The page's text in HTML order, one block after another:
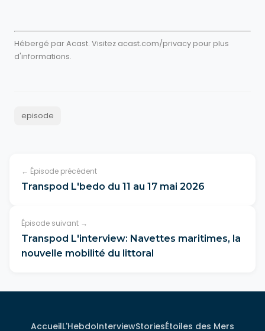
Hébergé par Acast. Visitez acast.com/privacy pour plus
d'informations.
episode
← Épisode précédent
Transpod L'bedo du 11 au 17 mai 2026
Épisode suivant →
Transpod L'interview: Navettes maritimes, la
nouvelle mobilité du littoral
AccueilL'HebdoInterviewStoriesÉtoiles des Mers